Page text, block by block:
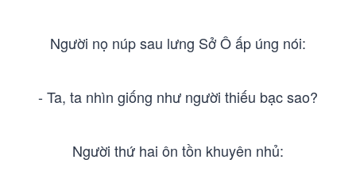
Người nọ núp sau lưng Sở Ô ấp úng nói:
- Ta, ta nhìn giống như người thiếu bạc sao?
Người thứ hai ôn tồn khuyên nhủ: